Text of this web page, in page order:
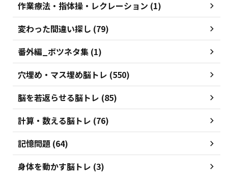
作業療法・指体操・レクレーション (1)
変わった間違い探し (79)
番外編_ボツネタ集 (1)
穴埋め・マス埋め脳トレ (550)
脳を若返らせる脳トレ (85)
計算・数える脳トレ (76)
記憶問題 (64)
身体を動かす脳トレ (3)